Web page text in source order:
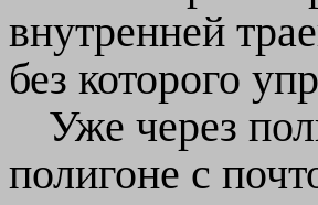
внутренней
без которого
Уже через
полигоне с